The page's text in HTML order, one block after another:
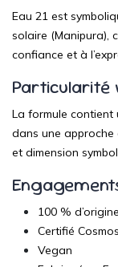
Eau 21 est
solaire (Manipura),
confiance et à
Particularité
La formule contient
dans une
et dimension
100 %
Certifié
Vegan